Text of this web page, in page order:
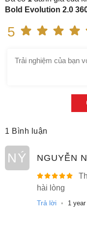
Bold Evolution 2.0
5
1 Bình luận
NÝ NGUYỄN
hài lòng
Trả lời • 1